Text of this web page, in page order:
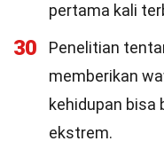
pertama kali
30
Penelitian
memberikan
kehidupan bisa
ekstrem.